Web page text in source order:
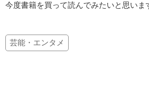
今度書籍を買って読んでみたいと思い
芸能・エンタメ